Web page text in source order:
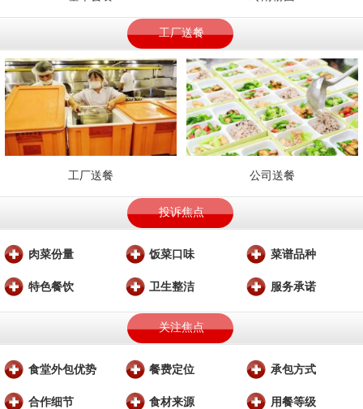
工厂送餐
工厂送餐 公司送餐
投诉焦点
肉菜份量 饭菜口味 菜谱品种
特色餐饮 卫生整洁 服务承诺
关注焦点
食堂外包优势 餐费定位 承包方式
合作细节 食材来源 用餐等级